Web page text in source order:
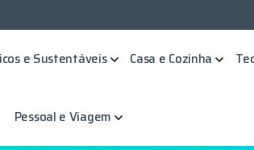
e Sustentáveis Casa e Cozinha
Pessoal e Viagem